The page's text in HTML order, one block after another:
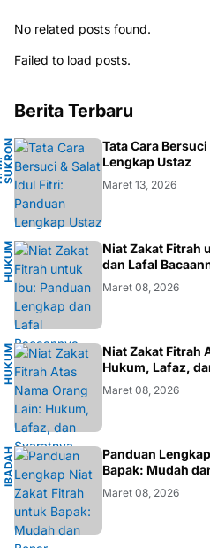
No related posts found.
Failed to load posts.
Berita Terbaru
NA
Tata Cara
Lengkap Ustaz
Maret 13, 2026
H
U
KU
M
I
S
L
AM
Niat Zakat Fitrah
dan Lafal
Maret 08, 2026
H
U
KU
M
I
S
L
AM
Niat Zakat Fitrah
Hukum, Lafaz,
Maret 08, 2026
I
B
A
DA
H
I
S
L
AM
Panduan
Bapak: Mudah
Maret 08, 2026